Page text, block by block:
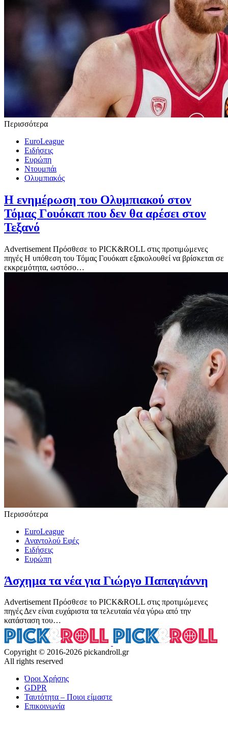
Περισσότερα
EuroLeague
Ειδήσεις
Ευρώπη
Ντουμπάι
Ολυμπιακός
Η ενημέρωση του Ολυμπιακού στον
Τόμας Γουόκαπ που δεν θα αρέσει στον
Τεξανό
Advertisement Πρόσθεσε το PICK&ROLL στις προτιμώμενες
πηγές Η υπόθεση του Τόμας Γουόκαπ εξακολουθεί να βρίσκεται σε
εκκρεμότητα, ωστόσο…
Περισσότερα
EuroLeague
Αναντολού Εφές
Ειδήσεις
Ευρώπη
Άσχημα τα νέα για Γιώργο Παπαγιάννη
Advertisement Πρόσθεσε το PICK&ROLL στις προτιμώμενες
πηγές Δεν είναι ευχάριστα τα τελευταία νέα γύρω από την
κατάσταση του…
Copyright © 2016-2026 pickandroll.gr
All rights reserved
Όροι Χρήσης
GDPR
Ταυτότητα – Ποιοι είμαστε
Επικοινωνία